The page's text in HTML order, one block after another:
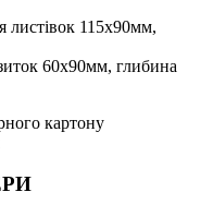
листівок 115х90мм,
60х90мм, глибина